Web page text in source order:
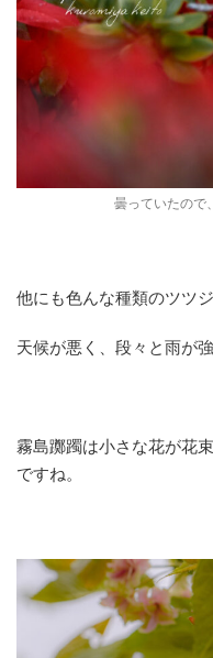
曇っていたので
他にも色んな種類のツツ
天候が悪く、段々と雨が
霧島躑躅は小さな花が花
ですね。